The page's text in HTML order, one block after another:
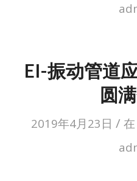
EI-振动管道
圆
2019年4月23日 / 在